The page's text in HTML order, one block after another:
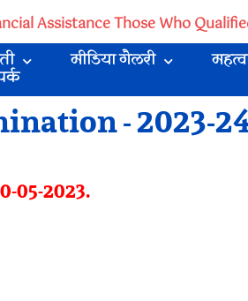
Assistance Those Who
मीडिया गैलरी
- 2023-
05-2023.